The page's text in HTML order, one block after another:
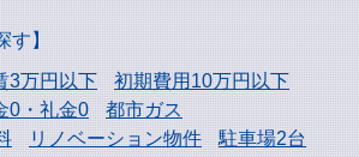
す】
3万円以下
初期費用10万円以下
0・礼金0
都市ガス
リノベーション物件
駐車場2台